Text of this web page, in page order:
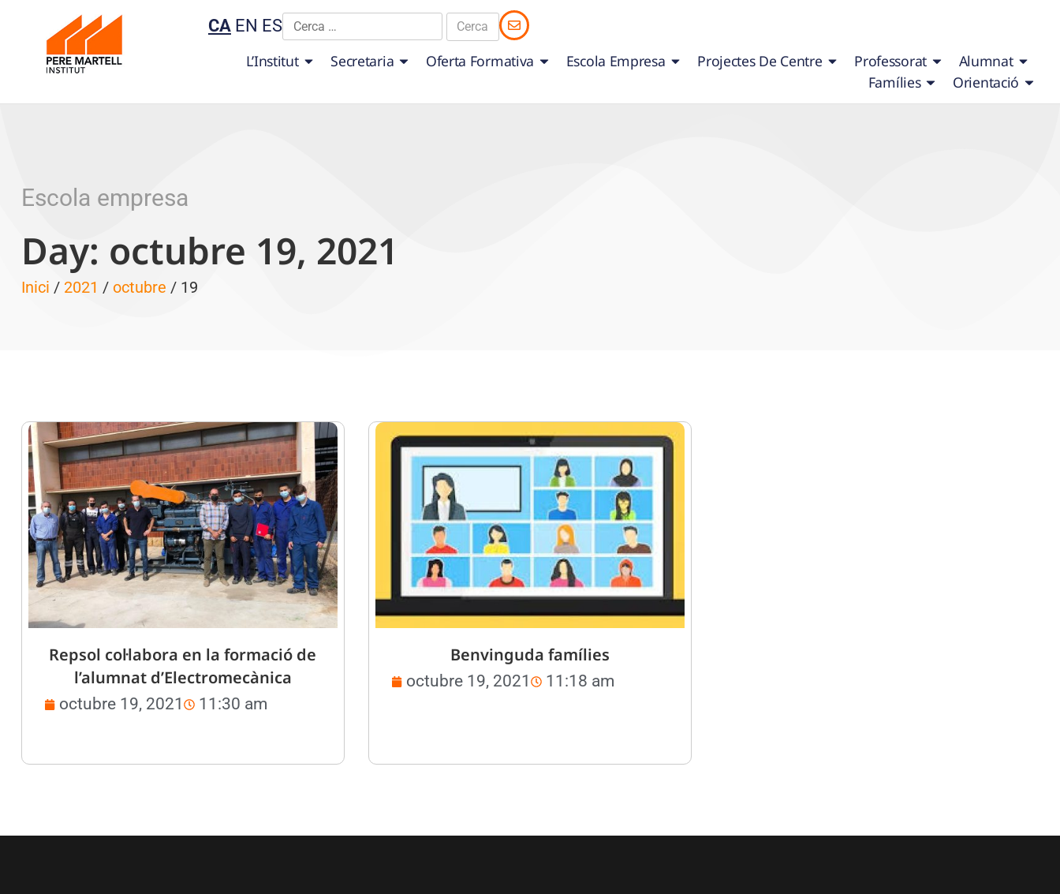
CA EN ES
L’Institut Secretaria Oferta Formativa Escola Empresa Projectes De Centre Professorat
Alumnat
Famílies
Orientació
Escola empresa
Day: octubre 19, 2021
Inici / 2021 / octubre / 19
Repsol col·labora en la formació de
l’alumnat d’Electromecànica
octubre 19, 2021 11:30 am
Benvinguda famílies
octubre 19, 2021 11:18 am